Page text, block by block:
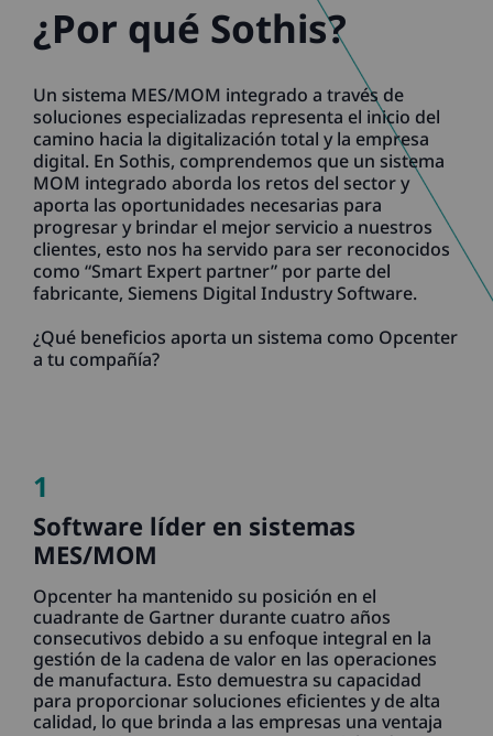
¿Por qué Sothis?
Un sistema MES/MOM integrado a través de
soluciones especializadas representa el inicio del
camino hacia la digitalización total y la empresa
digital. En Sothis, comprendemos que un sistema
MOM integrado aborda los retos del sector y
aporta las oportunidades necesarias para
progresar y brindar el mejor servicio a nuestros
clientes, esto nos ha servido para ser reconocidos
como “Smart Expert partner” por parte del
fabricante, Siemens Digital Industry Software.
¿Qué beneficios aporta un sistema como Opcenter
a tu compañía?
1
Software líder en sistemas
MES/MOM
Opcenter ha mantenido su posición en el
cuadrante de Gartner durante cuatro años
consecutivos debido a su enfoque integral en la
gestión de la cadena de valor en las operaciones
de manufactura. Esto demuestra su capacidad
para proporcionar soluciones eficientes y de alta
calidad, lo que brinda a las empresas una ventaja